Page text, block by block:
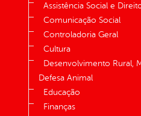
Assistência Social e
Comunicação Social
Controladoria Geral
Cultura
Desenvolvimento Rural,
Defesa Animal
Educação
Finanças